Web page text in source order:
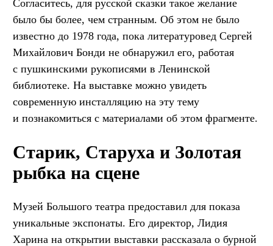
Согласитесь, для русской сказки такое желание
было бы более, чем странным. Об этом не было
известно до 1978 года, пока литературовед Сергей
Михайлович Бонди не обнаружил его, работая
с пушкинскими рукописями в Ленинской
библиотеке. На выставке можно увидеть
современную инсталляцию на эту тему
и познакомиться с материалами об этом фрагменте.
Старик, Старуха и Золотая
рыбка на сцене
Музей Большого театра предоставил для показа
уникальные экспонаты. Его директор, Лидия
Харина на открытии выставки рассказала о бурной